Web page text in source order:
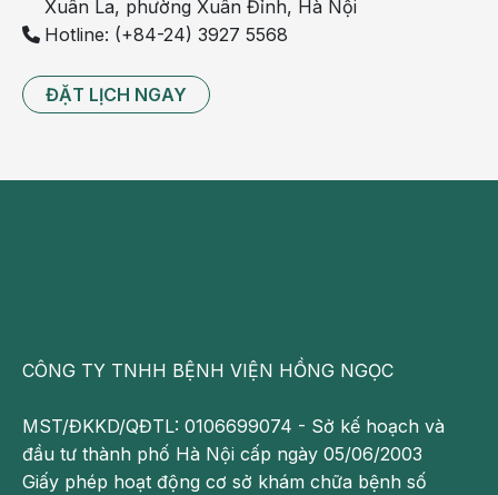
Xuân La, phường Xuân Đỉnh, Hà Nội
Hotline: (+84-24) 3927 5568
ĐẶT LỊCH NGAY
CÔNG TY TNHH BỆNH VIỆN HỒNG NGỌC
MST/ĐKKD/QĐTL: 0106699074 - Sở kế hoạch và
đầu tư thành phố Hà Nội cấp ngày 05/06/2003
Giấy phép hoạt động cơ sở khám chữa bệnh số